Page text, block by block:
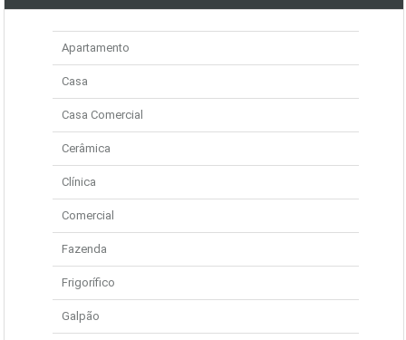
Apartamento
Casa
Casa Comercial
Cerâmica
Clínica
Comercial
Fazenda
Frigorífico
Galpão